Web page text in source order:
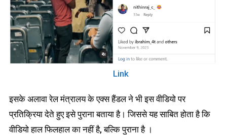
Link
इसके अलावा रेल मंत्रालय के एक्स हैंडल ने भी इस वीडियो पर
प्रतिक्रिया देते हुए इसे पुराना बताया है। जिससे यह साबित होता है कि
वीडियो हाल फिलहाल का नहीं है, बल्कि पुराना है ।